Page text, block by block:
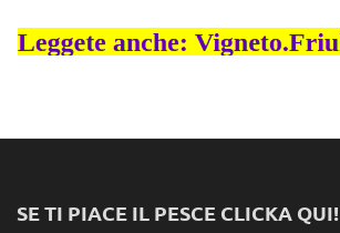
SE TI PIACE IL PESCE CLICKA QUI!